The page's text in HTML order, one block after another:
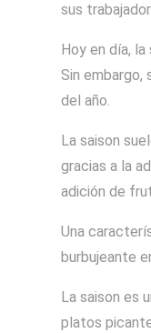
sus
Hoy en día,
Sin embargo,
del año.
La saison
gracias a la
adición de
Una
burbujeante
La saison es
platos